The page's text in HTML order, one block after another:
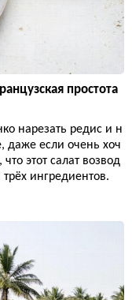
простота
нарезать редис и н
даже если очень хоч
этот салат возвод
ингредиентов.